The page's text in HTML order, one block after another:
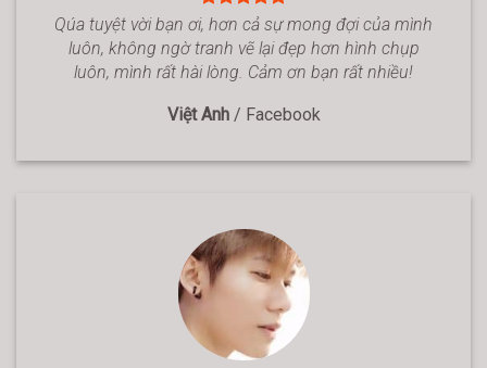
Qúa tuyệt vời bạn ơi, hơn cả sự mong đợi của mình
luôn, không ngờ tranh vẽ lại đẹp hơn hình chụp
luôn, mình rất hài lòng. Cảm ơn bạn rất nhiều!
Việt Anh / Facebook